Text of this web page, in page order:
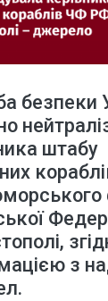
безпеки
штабу
з